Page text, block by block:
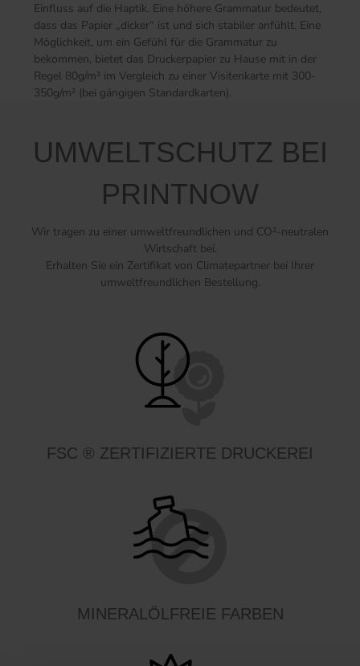
Einfluss auf die Haptik. Eine höhere Grammatur bedeutet,
dass das Papier „dicker“ ist und sich stabiler anfühlt. Eine
Möglichkeit, um ein Gefühl für die Grammatur zu
bekommen, bietet das Druckerpapier zu Hause mit in der
Regel 80g/m² im Vergleich zu einer Visitenkarte mit 300-
350g/m² (bei gängigen Standardkarten).
UMWELTSCHUTZ BEI
PRINTNOW
Wir tragen zu einer umweltfreundlichen und CO²-neutralen
Wirtschaft bei.
Erhalten Sie ein Zertifikat von Climatepartner bei Ihrer
umweltfreundlichen Bestellung.
FSC ® ZERTIFIZIERTE DRUCKEREI
MINERALÖLFREIE FARBEN